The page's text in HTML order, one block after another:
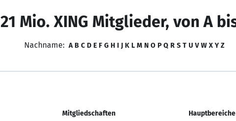
21 Mio. XING Mitglieder, von A
Nachname: A B C D E F G H I J K L M N O P Q R S T U V W X Y Z
Mitgliedschaften Hauptbereiche